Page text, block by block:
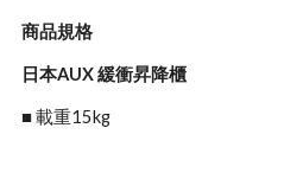
商品規格
日本AUX 緩衝昇降櫃
■ 載重15kg